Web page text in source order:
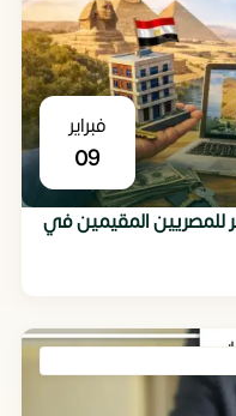
فبراير
09
للمصريين المقيمين في